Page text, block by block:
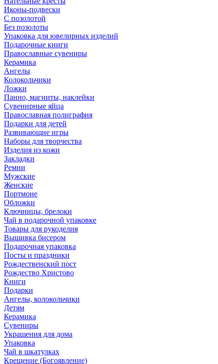
Иконы-подвески
С позолотой
Без позолоты
Упаковка для ювелирных изделий
Подарочные книги
Православные сувениры
Керамика
Ангелы
Колокольчики
Ложки
Панно, магниты, наклейки
Сувенирные яйца
Православная полиграфия
Подарки для детей
Развивающие игры
Наборы для творчества
Изделия из кожи
Закладки
Ремни
Мужские
Женские
Портмоне
Обложки
Ключницы, брелоки
Чай в подарочной упаковке
Товары для рукоделия
Вышивка бисером
Подарочная упаковка
Посты и праздники
Рождественский пост
Рождество Христово
Книги
Подарки
Ангелы, колокольчики
Детям
Керамика
Сувениры
Украшения для дома
Упаковка
Чай в шкатулках
Крещение (Богоявление)